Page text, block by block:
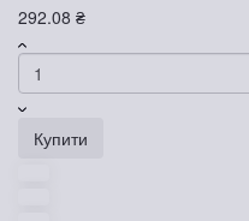
292.08 ₴
Купити